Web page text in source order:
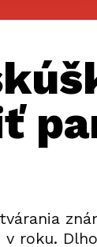
roku.